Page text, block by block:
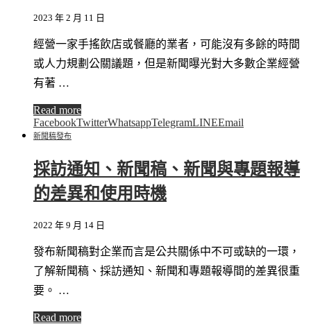
2023 年 2 月 11 日
經營一家手搖飲店或餐廳的業者，可能沒有多餘的時間
或人力規劃公關議題，但是新聞曝光對大多數企業經營
有著 …
Read more
FacebookTwitterWhatsappTelegramLINEEmail
新聞稿發布
採訪通知、新聞稿、新聞與專題報導
的差異和使用時機
2022 年 9 月 14 日
發布新聞稿對企業而言是公共關係中不可或缺的一環，
了解新聞稿、採訪通知、新聞和專題報導間的差異很重
要。 …
Read more